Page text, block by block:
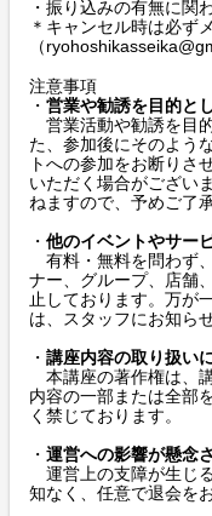
・振り込みの有無に関
＊キャンセル時は必ず
（
注意事項
・ 営業や勧誘を目的と
営業活動や勧誘を目
た、参加後にそのよう
トへの参加をお断りさ
いただく場合がござい
ねますので、予めご了
・ 他のイベントやサー
有料・無料を問わず
ナー、グループ、店舗
止しております。万が
は、スタッフにお知ら
・ 講座内容の取り扱い
本講座の著作権は、
内容の一部または全部
く禁じております。
・ 運営への影響が懸念
運営上の支障が生じ
知なく、任意で退会を